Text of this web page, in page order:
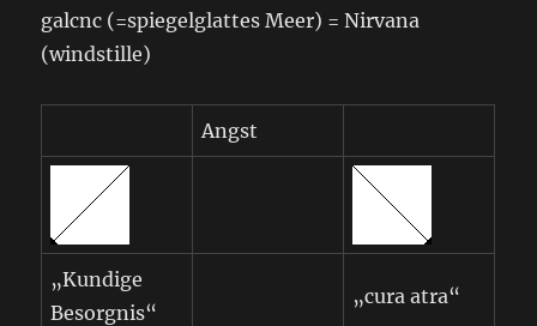
galcnc (=spiegelglattes Meer) = Nirvana
(windstille)
Angst
„Kundige
Besorgnis“
„cura atra“